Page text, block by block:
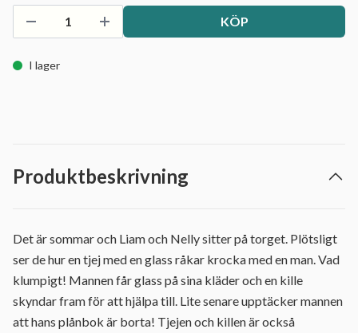
KÖP
I lager
Produktbeskrivning
Det är sommar och Liam och Nelly sitter på torget. Plötsligt
ser de hur en tjej med en glass råkar krocka med en man. Vad
klumpigt! Mannen får glass på sina kläder och en kille
skyndar fram för att hjälpa till. Lite senare upptäcker mannen
att hans plånbok är borta! Tjejen och killen är också